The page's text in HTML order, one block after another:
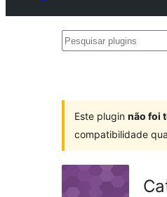
Pesquisar
Este plugin não foi
compatibilidade